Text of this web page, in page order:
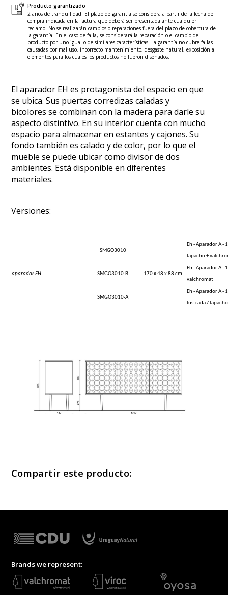
Producto garantizado
2 años de tranquilidad. El plazo de garantía se considera a partir de la fecha de
compra indicada en la factura que deberá ser presentada ante cualquier
reclamo. No se realizarán cambios o reparaciones fuera del plazo de cobertura de
la garantía. En el caso de falla, se considerará la reparación o el cambio del
producto por uno igual o de similares características. La garantía no cubre fallas
causadas por mal uso, incorrecto mantenimiento, desgaste natural, exposición a
elementos para los cuales los productos no fueron diseñados.
El aparador EH es protagonista del espacio en que
se ubica. Sus puertas corredizas caladas y
bicolores se combinan con la madera para darle su
aspecto distintivo. En su interior cuenta con mucho
espacio para almacenar en estantes y cajones. Su
fondo también es calado y de color, por lo que el
mueble se puede ubicar como divisor de dos
ambientes. Está disponible en diferentes
materiales.
Versiones:
aparador EH
SMGO3010
170 x 48 x 88 cm
Eh - Aparador A
lapacho +
SMGO3010-B
Eh - Aparador A
valchromat
SMGO3010-A
Eh - Aparador A -
lustrada /
Compartir este producto:
Brands we represent: